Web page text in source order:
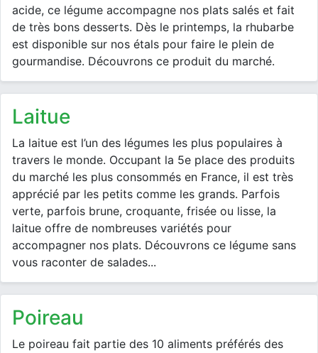
acide, ce légume accompagne nos plats salés et fait
de très bons desserts. Dès le printemps, la rhubarbe
est disponible sur nos étals pour faire le plein de
gourmandise. Découvrons ce produit du marché.
laitue
La laitue est l’un des légumes les plus populaires à
travers le monde. Occupant la 5e place des produits
du marché les plus consommés en France, il est très
apprécié par les petits comme les grands. Parfois
verte, parfois brune, croquante, frisée ou lisse, la
laitue offre de nombreuses variétés pour
accompagner nos plats. Découvrons ce légume sans
vous raconter de salades...
poireau
Le poireau fait partie des 10 aliments préférés des